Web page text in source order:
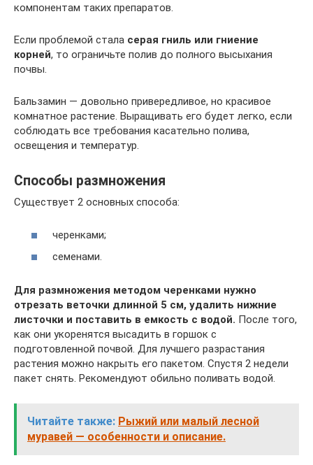
компонентам таких препаратов.
Если проблемой стала серая гниль или гниение
корней, то ограничьте полив до полного высыхания
почвы.
Бальзамин — довольно привередливое, но красивое
комнатное растение. Выращивать его будет легко, если
соблюдать все требования касательно полива,
освещения и температур.
Способы размножения
Существует 2 основных способа:
черенками;
семенами.
Для размножения методом черенками нужно
отрезать веточки длинной 5 см, удалить нижние
листочки и поставить в емкость с водой. После того,
как они укоренятся высадить в горшок с
подготовленной почвой. Для лучшего разрастания
растения можно накрыть его пакетом. Спустя 2 недели
пакет снять. Рекомендуют обильно поливать водой.
Читайте также: Рыжий или малый лесной
муравей — особенности и описание.